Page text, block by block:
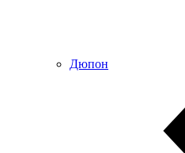
Дюпон